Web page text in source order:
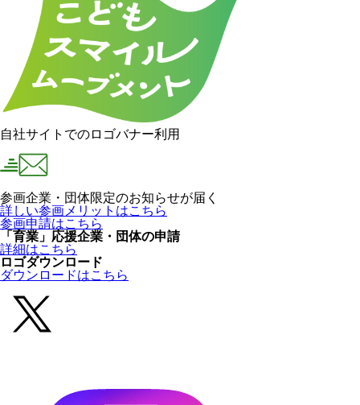
自社サイトでのロゴバナー利用
参画企業・団体限定のお知らせが届く
詳しい参画メリットはこちら
参画申請はこちら
「育業」応援企業・団体の申請
詳細はこちら
ロゴダウンロード
ダウンロードはこちら